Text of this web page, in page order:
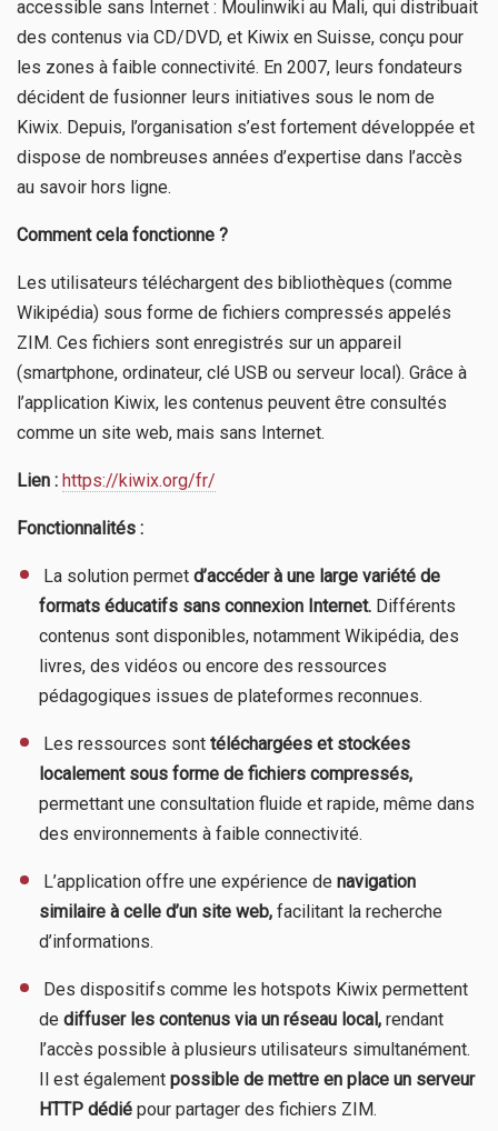
accessible sans Internet : Moulinwiki au Mali, qui distribuait
des contenus via CD/DVD, et Kiwix en Suisse, conçu pour
les zones à faible connectivité. En 2007, leurs fondateurs
décident de fusionner leurs initiatives sous le nom de
Kiwix. Depuis, l’organisation s’est fortement développée et
dispose de nombreuses années d’expertise dans l’accès
au savoir hors ligne.
Comment cela fonctionne ?
Les utilisateurs téléchargent des bibliothèques (comme
Wikipédia) sous forme de fichiers compressés appelés
ZIM. Ces fichiers sont enregistrés sur un appareil
(smartphone, ordinateur, clé USB ou serveur local). Grâce à
l’application Kiwix, les contenus peuvent être consultés
comme un site web, mais sans Internet.
Lien : https://kiwix.org/fr/
Fonctionnalités :
​ La solution permet d’accéder à une large variété de
formats éducatifs sans connexion Internet. Différents
contenus sont disponibles, notamment Wikipédia, des
livres, des vidéos ou encore des ressources
pédagogiques issues de plateformes reconnues.
​ Les ressources sont téléchargées et stockées
localement sous forme de fichiers compressés,
permettant une consultation fluide et rapide, même dans
des environnements à faible connectivité.
​ L’application offre une expérience de navigation
similaire à celle d’un site web, facilitant la recherche
d’informations.
​ Des dispositifs comme les hotspots Kiwix permettent
de diffuser les contenus via un réseau local, rendant
l’accès possible à plusieurs utilisateurs simultanément.
Il est également possible de mettre en place un serveur
HTTP dédié pour partager des fichiers ZIM.